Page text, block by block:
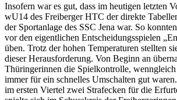
Insofern war es gut, dass im heutigen letzten
wU14 des Freiberger HTC der direkte
der Sportanlage des SSC Jena war. So
vor den eigentlichen Entscheidungsspielen
üben. Trotz der hohen Temperaturen stellten
dieser Herausforderung. Von Beginn an
Thüringerinnen die Spielkontrolle,
immer für ein schnelles Umschalten gut
im ersten Viertel zwei Strafecken für die